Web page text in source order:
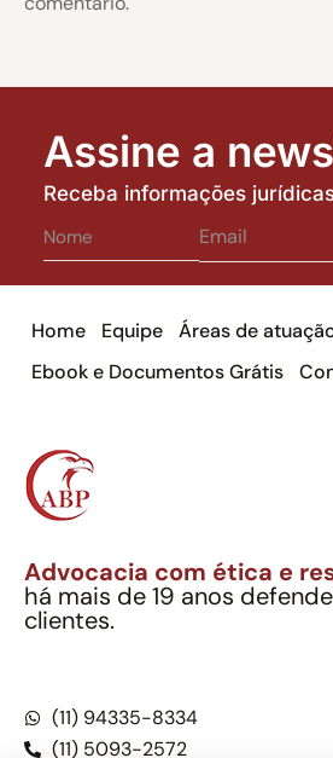
Assine a
Receba informações
Home Equipe Áreas de
Ebook e Documentos Grátis
Advocacia com ética e
há mais de 19 anos
clientes.
(11) 94335-8334
(11) 5093-2572